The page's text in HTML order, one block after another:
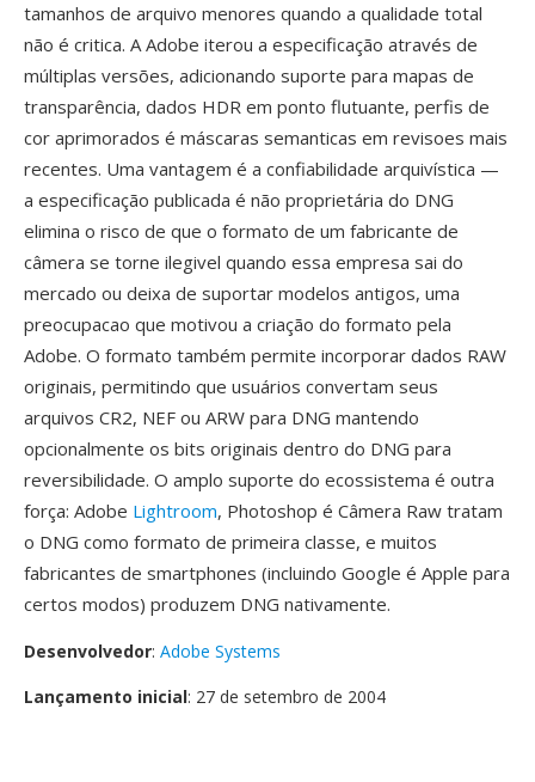
tamanhos de arquivo menores quando a qualidade total
não é critica. A Adobe iterou a especificação através de
múltiplas versões, adicionando suporte para mapas de
transparência, dados HDR em ponto flutuante, perfis de
cor aprimorados é máscaras semanticas em revisoes mais
recentes. Uma vantagem é a confiabilidade arquivística —
a especificação publicada é não proprietária do DNG
elimina o risco de que o formato de um fabricante de
câmera se torne ilegivel quando essa empresa sai do
mercado ou deixa de suportar modelos antigos, uma
preocupacao que motivou a criação do formato pela
Adobe. O formato também permite incorporar dados RAW
originais, permitindo que usuários convertam seus
arquivos CR2, NEF ou ARW para DNG mantendo
opcionalmente os bits originais dentro do DNG para
reversibilidade. O amplo suporte do ecossistema é outra
força: Adobe Lightroom, Photoshop é Câmera Raw tratam
o DNG como formato de primeira classe, e muitos
fabricantes de smartphones (incluindo Google é Apple para
certos modos) produzem DNG nativamente.
Desenvolvedor: Adobe Systems
Lançamento inicial: 27 de setembro de 2004